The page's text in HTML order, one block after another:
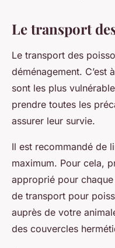
Le transport
Le transport des
déménagement. C’est
sont les plus
prendre toutes les
assurer leur survie.
Il est recommandé de
maximum. Pour cela,
approprié pour
de transport pour
auprès de votre
des couvercles